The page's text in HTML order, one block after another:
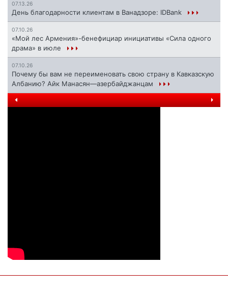
07.13.26
День благодарности клиентам в Ванадзоре: IDBank
07.10.26
«Мой лес Армения»-бенефициар инициативы «Сила одного
драма» в июле
07.10.26
Почему бы вам не переименовать свою страну в Кавказскую
Албанию? Айк Манасян—азербайджанцам